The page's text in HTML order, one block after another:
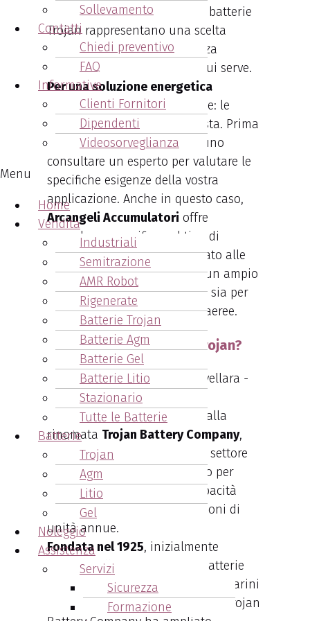
Sollevamento
Contatti
Chiedi preventivo
FAQ
Informative
Clienti Fornitori
Dipendenti
Videosorveglianza
Menu
Home
Vendita
Industriali
Semitrazione
AMR Robot
Rigenerate
Batterie Trojan
Batterie Agm
Batterie Gel
Batterie Litio
Stazionario
Tutte le Batterie
Batterie
Trojan
Agm
Litio
Gel
Noleggio
Assistenza
Servizi
Sicurezza
Formazione
solare o altre applicazioni, le batterie
Trojan rappresentano una scelta
saggia, assicurando la potenza
necessaria nel momento in cui serve.
Per una soluzione energetica
affidabile, non cercate altrove: le
batterie Trojan sono la risposta. Prima
di decidere, è sempre opportuno
consultare un esperto per valutare le
specifiche esigenze della vostra
applicazione. Anche in questo caso,
Arcangeli Accumulatori offre
consulenza specifica sul tipo di
batteria maggiormente indicato alle
tue esigenze. Disponiamo di un ampio
magazzino di batterie Trojan, sia per
golf car che per piattaforme aeree.
Chi produce le batterie Trojan?
Le batterie Trojan, prodotte dalla
rinomata Trojan Battery Company,
sono una scelta primaria nel settore
delle batterie a ciclo profondo per
trazione leggera, con una capacità
produttiva che supera i 4 milioni di
unità annue.
Fondata nel 1925, inizialmente
dedicata alla produzione di batterie
per strumenti di bordo dei sottomarini
della Prima Guerra Mondiale, la Trojan